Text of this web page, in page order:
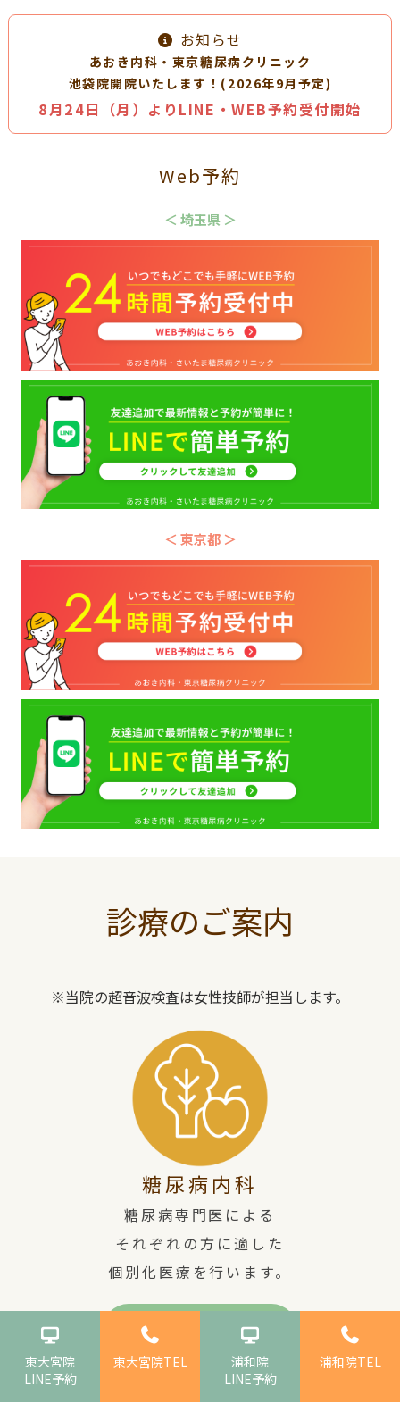
お知らせ
あおき内科・東京糖尿病クリニック
池袋院開院いたします！(2026年9月予定)
8月24日（月）よりLINE・WEB予約受付開始
Web予約
＜ 埼玉県 ＞
＜ 東京都 ＞
診療のご案内
※当院の超音波検査は女性技師が担当します。
糖尿病内科
糖尿病専門医による
それぞれの方に適した
個別化医療を行います。
詳しくみる
東大宮院
LINE予約
東大宮院TEL
浦和院
LINE予約
浦和院TEL